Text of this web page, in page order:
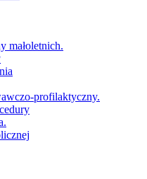
małoletnich.
profilaktyczny.